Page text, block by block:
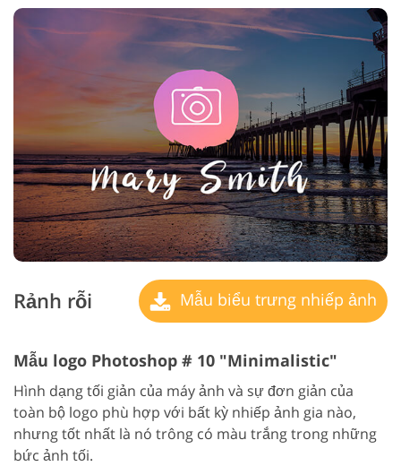
Rảnh rỗi Mẫu biểu trưng nhiếp ảnh
Mẫu logo Photoshop # 10 "Minimalistic"
Hình dạng tối giản của máy ảnh và sự đơn giản của
toàn bộ logo phù hợp với bất kỳ nhiếp ảnh gia nào,
nhưng tốt nhất là nó trông có màu trắng trong những
bức ảnh tối.